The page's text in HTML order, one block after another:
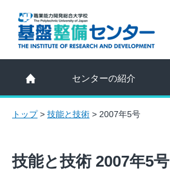
センターの紹介
トップ> 技能と技術 > 2007年5号
技能と技術 2007年5号